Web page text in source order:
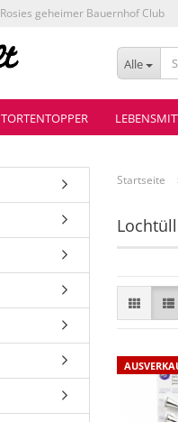
Rosies geheimer Bauernhof Club
Alle
TORTENTOPPER
Startseite